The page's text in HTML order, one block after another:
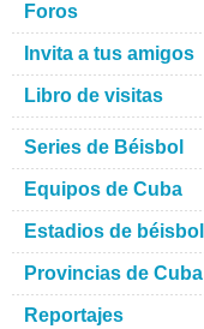
Foros
Invita a tus amigos
Libro de visitas
Series de Béisbol
Equipos de Cuba
Estadios de béisbol
Provincias de Cuba
Reportajes